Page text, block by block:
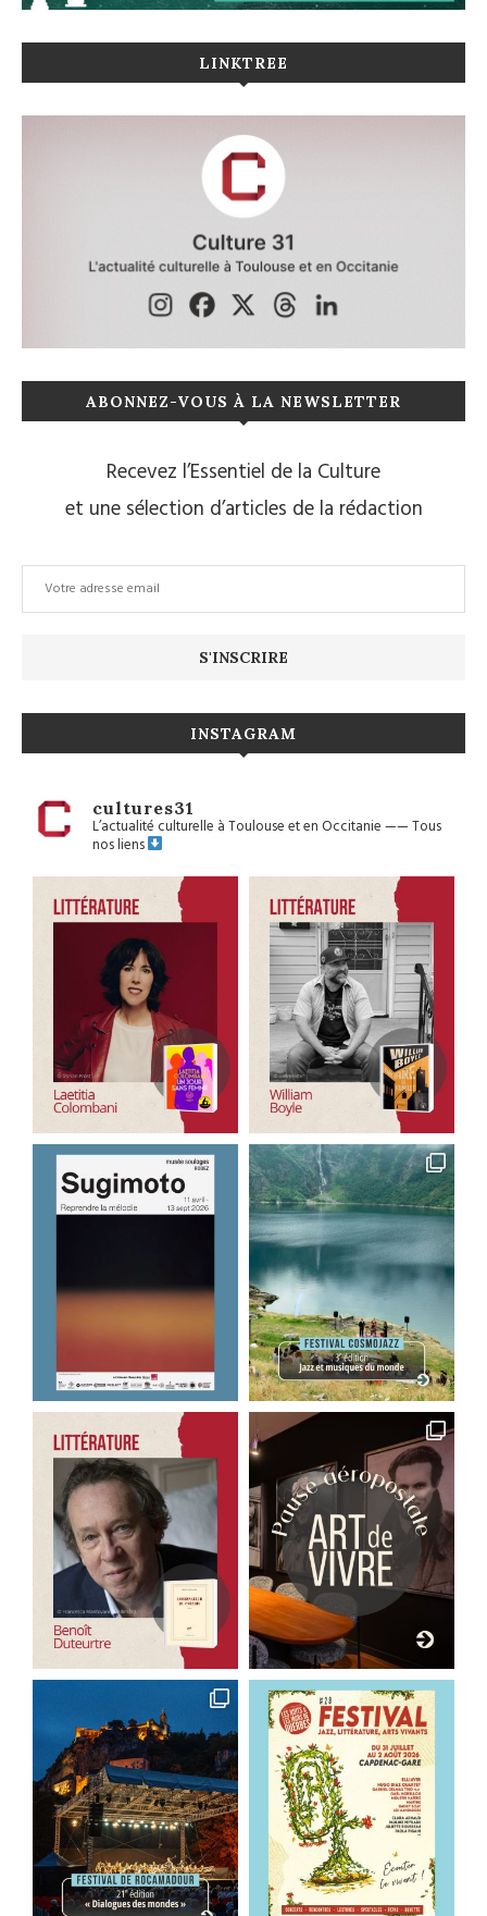
LINKTREE
ABONNEZ-VOUS À LA NEWSLETTER
Recevez l’Essentiel de la Culture
et une sélection d’articles de la rédaction
INSTAGRAM
cultures31
L’actualité culturelle à Toulouse et en Occitanie——Tous
nos liens